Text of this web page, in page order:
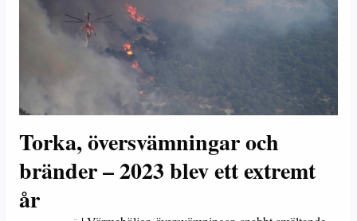
Torka, översvämningar och
bränder – 2023 blev ett extremt
år